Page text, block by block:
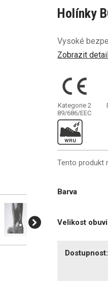
Holínky
Vysoké
Zobrazit
Kategorie 2
89/686/EEC
Tento produkt
Barva
Velikost obuvi
Dostupnost: